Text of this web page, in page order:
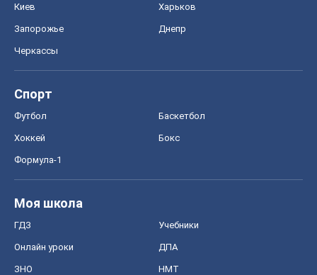
Киев Харьков
Запорожье Днепр
Черкассы
Спорт
Футбол Баскетбол
Хоккей Бокс
Формула-1
Моя школа
ГДЗ Учебники
Онлайн уроки ДПА
ЗНО НМТ